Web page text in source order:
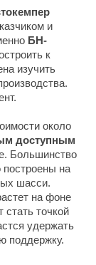
и
БН-
к
изучить
около
доступным
Большинство
построены на
шасси.
на фоне
стать точкой
удержать
поддержку.